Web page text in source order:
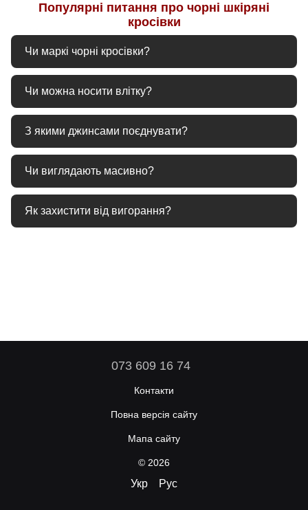
Популярні питання про чорні шкіряні
кросівки
Чи маркі чорні кросівки?
Це найпрактичніший варіант: добре приховують пил і
легко очищуються кремом.
Чи можна носити влітку?
Так, натуральна шкіра забезпечує теплообмін. Для спеки
краще обирати моделі з перфорацією.
З якими джинсами поєднувати?
З темно-синіми, сірими та чорними - універсальні
Чи виглядають масивно?
Чорний колір візуально зменшує розмір, тому взуття
виглядає акуратніше.
Як захистити від вигорання?
073 609 16 74
Контакти
Повна версія сайту
Мапа сайту
© 2026
Укр Рус